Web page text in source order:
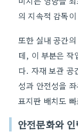
의 지속적 감독
또한 실내 공간
데, 이 부분은 작
다. 자재 보관 공
성과 안전성을
표지판 배치도
안전문화와